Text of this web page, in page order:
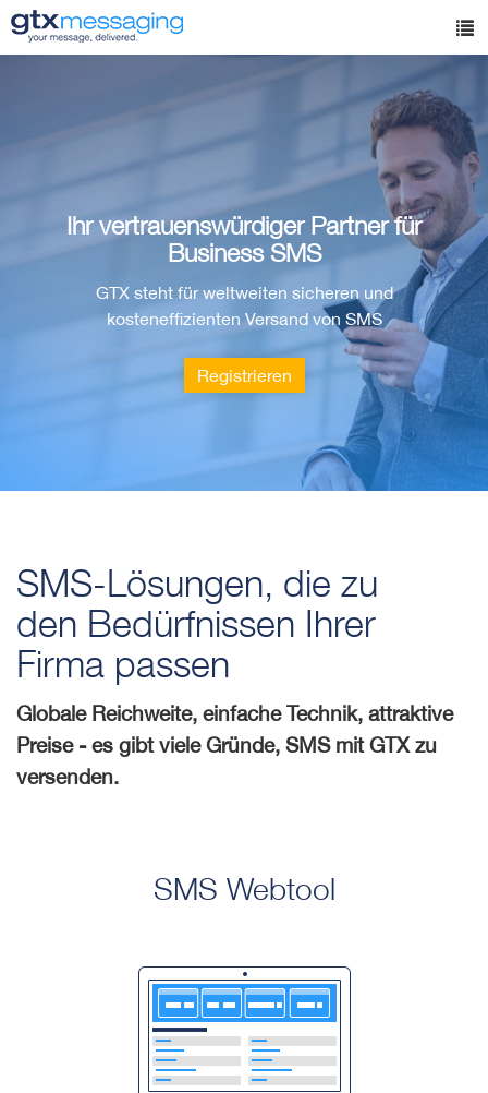
Skip
to
Ihr vertrauenswürdiger Partner für
Business SMS
GTX steht für weltweiten sicheren und
kosteneffizienten Versand von SMS
Registrieren
SMS-Lösungen, die zu
den Bedürfnissen Ihrer
Firma passen
Globale Reichweite, einfache Technik, attraktive
Preise - es gibt viele Gründe, SMS mit GTX zu
versenden.
SMS Webtool